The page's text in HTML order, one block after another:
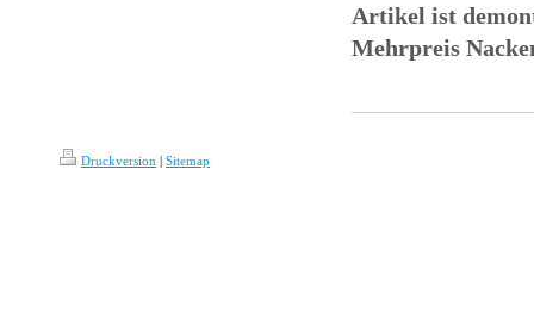
Artikel ist
Mehrpreis
Druckversion | Sitemap